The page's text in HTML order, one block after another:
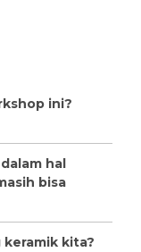
ini?
hal
bisa
kita?